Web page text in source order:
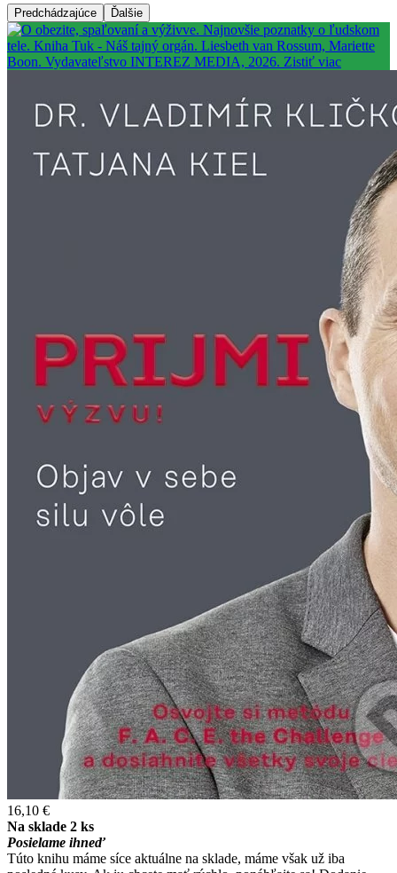
Predchádzajúce Ďalšie
16,10 €
Na sklade 2 ks
Posielame ihneď
Túto knihu máme síce aktuálne na sklade, máme však už iba